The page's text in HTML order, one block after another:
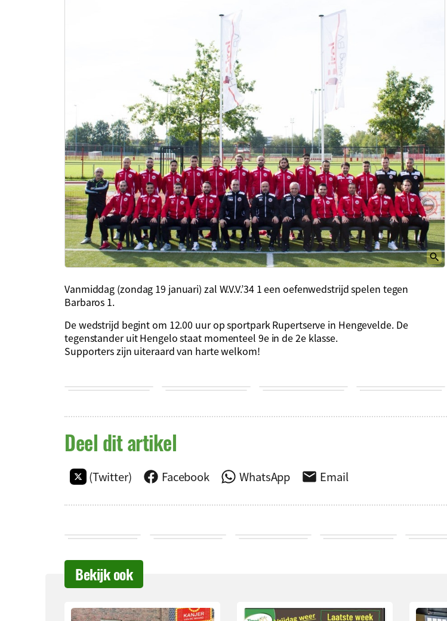
Vanmiddag (zondag 19 januari) zal W.V.V.’34 1 een oefenwedstrijd spelen tegen
Barbaros 1.
De wedstrijd begint om 12.00 uur op sportpark Rupertserve in Hengevelde. De
tegenstander uit Hengelo staat momenteel 9e in de 2e klasse.
Supporters zijn uiteraard van harte welkom!
Deel dit artikel
(Twitter) Facebook WhatsApp Email
Bekijk ook